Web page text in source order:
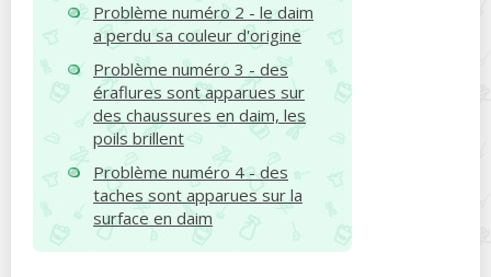
Problème numéro 2 - le daim
a perdu sa couleur d'origine
Problème numéro 3 - des
éraflures sont apparues sur
des chaussures en daim, les
poils brillent
Problème numéro 4 - des
taches sont apparues sur la
surface en daim